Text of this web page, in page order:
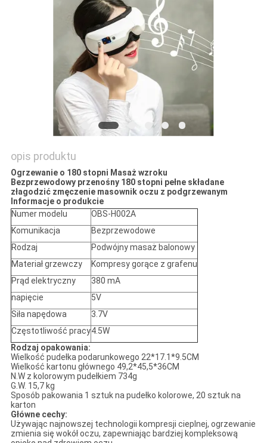
opis produktu
Ogrzewanie o 180 stopni Masaż wzroku
Bezprzewodowy przenośny 180 stopni pełne składane
złagodzić zmęczenie masownik oczu z podgrzewanym
Informacje o produkcie
Numer modelu
OBS-H002A
Komunikacja
Bezprzewodowe
Rodzaj
Podwójny masaż balonowy
Materiał grzewczy
Kompresy gorące z grafenu
Prąd elektryczny
380 mA
napięcie
5V
Siła napędowa
3.7V
Częstotliwość pracy4.5W
Rodzaj opakowania:
Wielkość pudełka podarunkowego 22*17.1*9.5CM
Wielkość kartonu głównego 49,2*45,5*36CM
N.W z kolorowym pudełkiem 734g
G.W. 15,7 kg
Sposób pakowania 1 sztuk na pudełko kolorowe, 20 sztuk na
karton
Główne cechy:
Używając najnowszej technologii kompresji cieplnej, ogrzewanie
zmienia się wokół oczu, zapewniając bardziej kompleksową